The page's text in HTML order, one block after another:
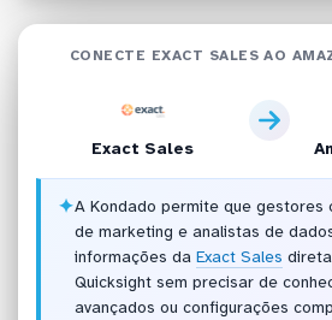
CONECTE EXACT SALES AO
Exact Sales
✦A Kondado permite que gestores
de marketing e analistas de
informações da Exact Sales
Quicksight sem precisar de
avançados ou configurações